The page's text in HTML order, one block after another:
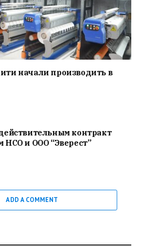
начали производить в
контракт
НСО и ООО “Эверест”
ADD A COMMENT